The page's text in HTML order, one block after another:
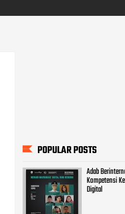
POPULAR POSTS
Adab
Kompetensi
Digital